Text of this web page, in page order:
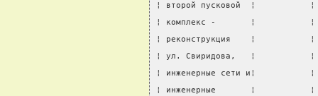
¦ второй пусковой  ¦
¦ комплекс -       ¦
¦ реконструкция    ¦
¦ ул. Свиридова,   ¦
¦ инженерные сети и¦
¦ инженерные       ¦